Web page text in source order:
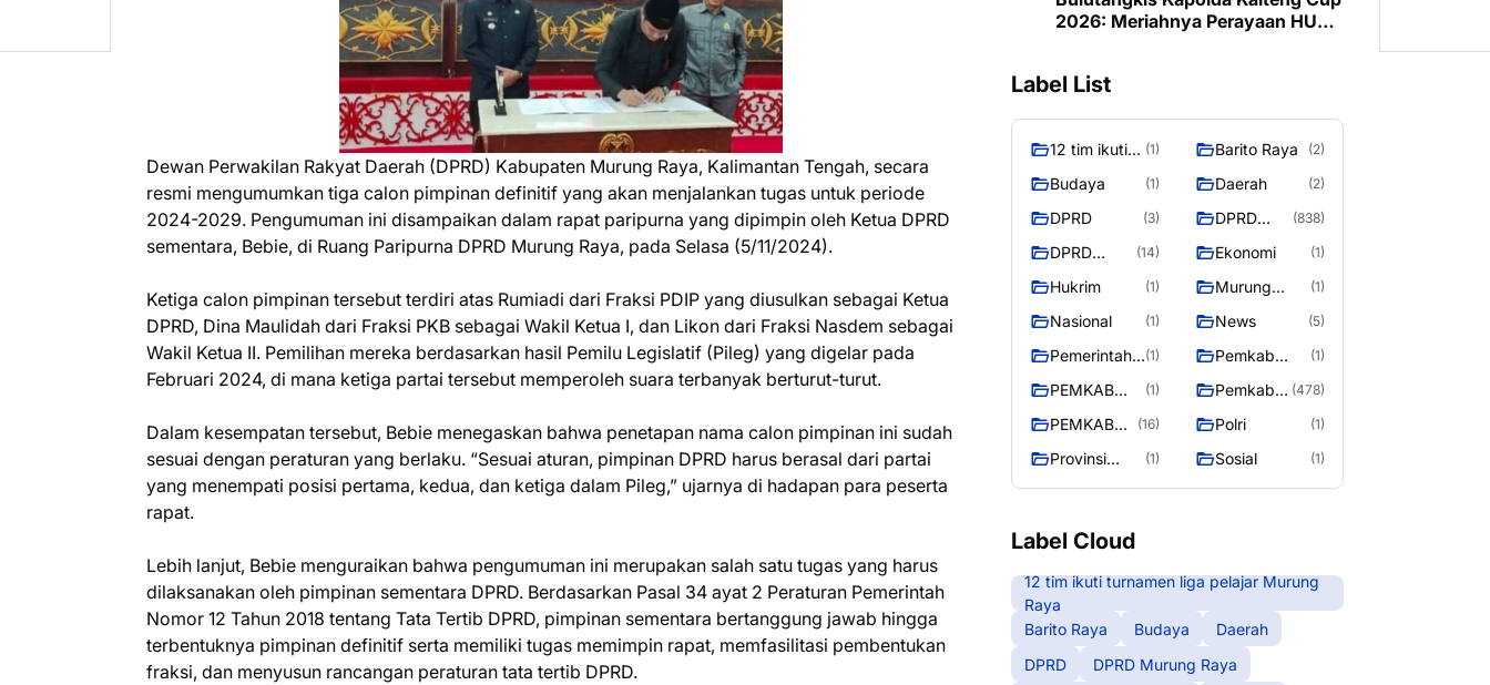
Dewan Perwakilan Rakyat Daerah (DPRD) Kabupaten Murung Raya, Kalimantan Tengah, secara
resmi mengumumkan tiga calon pimpinan definitif yang akan menjalankan tugas untuk periode
2024-2029. Pengumuman ini disampaikan dalam rapat paripurna yang dipimpin oleh Ketua DPRD
sementara, Bebie, di Ruang Paripurna DPRD Murung Raya, pada Selasa (5/11/2024).
Ketiga calon pimpinan tersebut terdiri atas Rumiadi dari Fraksi PDIP yang diusulkan sebagai Ketua
DPRD, Dina Maulidah dari Fraksi PKB sebagai Wakil Ketua I, dan Likon dari Fraksi Nasdem sebagai
Wakil Ketua II. Pemilihan mereka berdasarkan hasil Pemilu Legislatif (Pileg) yang digelar pada
Februari 2024, di mana ketiga partai tersebut memperoleh suara terbanyak berturut-turut.
Dalam kesempatan tersebut, Bebie menegaskan bahwa penetapan nama calon pimpinan ini sudah
sesuai dengan peraturan yang berlaku. “Sesuai aturan, pimpinan DPRD harus berasal dari partai
yang menempati posisi pertama, kedua, dan ketiga dalam Pileg,” ujarnya di hadapan para peserta
rapat.
Lebih lanjut, Bebie menguraikan bahwa pengumuman ini merupakan salah satu tugas yang harus
dilaksanakan oleh pimpinan sementara DPRD. Berdasarkan Pasal 34 ayat 2 Peraturan Pemerintah
Nomor 12 Tahun 2018 tentang Tata Tertib DPRD, pimpinan sementara bertanggung jawab hingga
terbentuknya pimpinan definitif serta memiliki tugas memimpin rapat, memfasilitasi pembentukan
fraksi, dan menyusun rancangan peraturan tata tertib DPRD.
2026: Meriahnya Perayaan HUT
Label List
12 tim ikuti
liga pelajar
Murung
Raya
(1) Barito Raya (2)
Budaya (1) Daerah (2)
DPRD (3)
DPRD
Raya
(838)
DPRD
RAYA
(14) Ekonomi (1)
Hukrim (1)
Murung
(1)
Nasional (1) News (5)
Pemerintaha (1)
Pemkab
Barito Utara
(1)
PEMKAB
RAYA
(1)
Pemkab
Raya
(478)
PEMKAB
RAYA
(16) Polri (1)
Provinsi
(1) Sosial (1)
Label Cloud
12 tim ikuti turnamen liga pelajar Murung
Raya
Barito Raya
Budaya
Daerah
DPRD
DPRD Murung Raya